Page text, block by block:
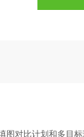
对比计划和多目